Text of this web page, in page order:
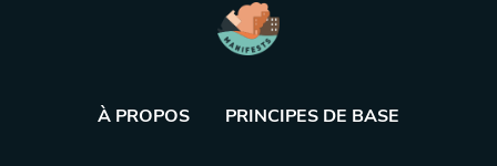
À PROPOS PRINCIPES DE BASE